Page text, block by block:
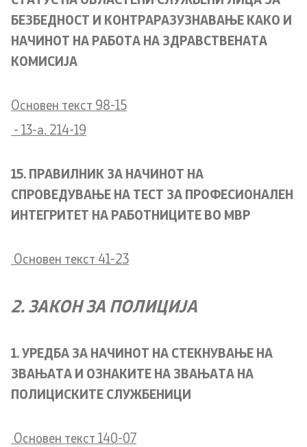
БЕЗБЕДНОСТ И КОНТРАРАЗУЗНАВАЊЕ КАКО И
НАЧИНОТ НА РАБОТА НА ЗДРАВСТВЕНАТА
КОМИСИЈА
Oсновен текст 98-15
- 13-a. 214-19
15. ПРАВИЛНИК ЗА НАЧИНОТ НА
СПРОВЕДУВАЊЕ НА ТЕСТ ЗА ПРОФЕСИОНАЛЕН
ИНТЕГРИТЕТ НА РАБОТНИЦИТЕ ВО МВР
Oсновен текст 41-23
2. ЗАКОН ЗА ПОЛИЦИЈА
1. УРЕДБА ЗА НАЧИНОТ НА СТЕКНУВАЊЕ НА
ЗВАЊАТА И ОЗНАКИТЕ НА ЗВАЊАТА НА
ПОЛИЦИСКИТЕ СЛУЖБЕНИЦИ
Основен текст 140-07